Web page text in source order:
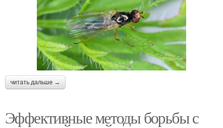
читать дальше →
Эффективные методы борьбы с